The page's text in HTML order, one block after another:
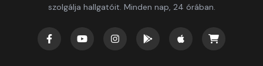
szolgálja hallgatóit. Minden nap, 24 órában.